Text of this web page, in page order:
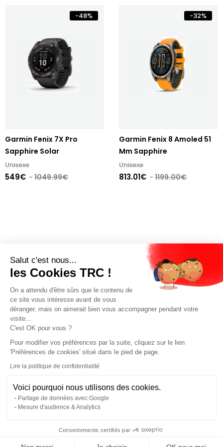
Salut c'est nous...
les Cookies TRC !
On a attendu d'être sûrs que le contenu de
ce site vous intéresse avant de vous
déranger, mais on aimerait bien vous accompagner pendant votre
visite...
C'est OK pour vous ?
Pour modifier vos préférences par la suite, cliquez sur le lien
'Préférences de cookies' situé dans le pied de page.
Lire la politique de confidentialité
Voici pourquoi nous utilisons des cookies.
Partage de données avec Google
Mesure d'audience & Analytics
Consentements certifiés par
-48%
Garmin Fenix 7X Pro
Sapphire Solar
Unisexe
549€ 1049.99€
-32%
Garmin Fenix 8 Amoled 51
Mm Sapphire
Unisexe
813.01€ 1199.00€